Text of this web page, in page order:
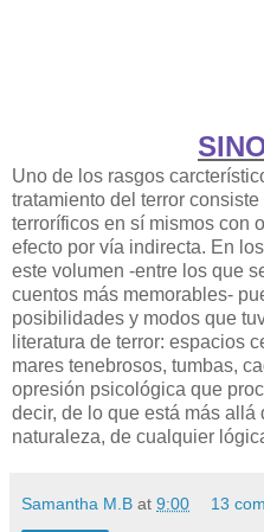
Uno de los rasgos
tratamiento del terror
terroríficos en sí mismos con
efecto por vía indirecta. En
este volumen -entre los que
cuentos más memorables-
posibilidades y modos que
literatura de terror: espacios
mares tenebrosos, tumbas,
opresión psicológica que
decir, de lo que está más allá
naturaleza, de cualquier
Samantha M.B at 9:00 13